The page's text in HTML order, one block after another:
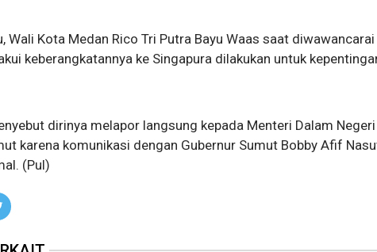
Wali Kota Medan Rico Tri Putra Bayu Waas saat diwawancarai
keberangkatannya ke Singapura dilakukan untuk
dirinya melapor langsung kepada Menteri Dalam
karena komunikasi dengan Gubernur Sumut Bobby Afif
(Pul)